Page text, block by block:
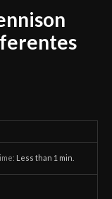
Less than 1 min.